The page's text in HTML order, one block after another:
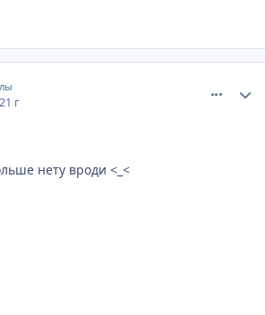
21 г
нету вроди <_<